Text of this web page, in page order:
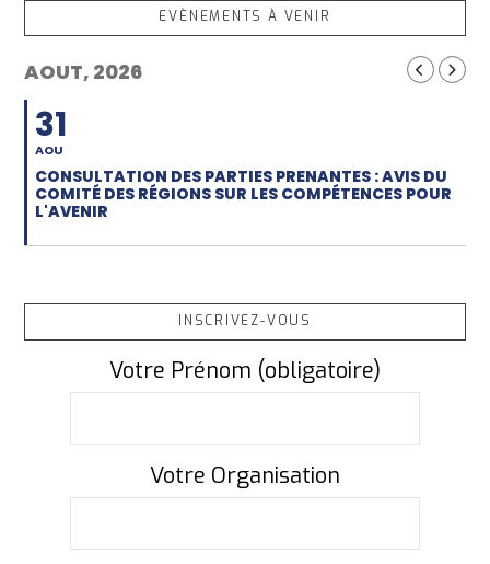
EVÈNEMENTS À VENIR
AOUT, 2026
31
AOU
CONSULTATION DES PARTIES PRENANTES : AVIS DU
COMITÉ DES RÉGIONS SUR LES COMPÉTENCES POUR
L'AVENIR
INSCRIVEZ-VOUS
Votre Prénom (obligatoire)
Votre Organisation